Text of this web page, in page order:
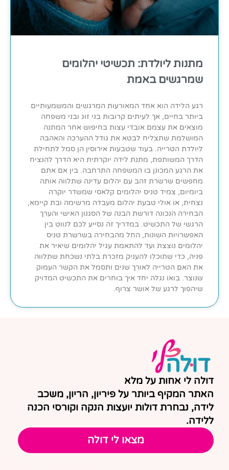
מתנות ליולדת: תכשיטי יהלומים
שמרגשים באמת
רגע הלידה הוא אחד המאורעות המרגשים והמשמעותיים
ביותר בחיים, אך לעיתים קרובות בני זוג ובני משפחה
מוצאים את עצמם אובדי עצות בחיפוש אחר המתנה
המושלמת שתצליח לבטא את גודל ההערכה והאהבה
ליולדת הטרייה. בעוד שטבעות אירוסין הן סמל לתחילת
הדרך המשותפת, מתנת לידה יוקרתית היא הדרך להנציח
את הרגע המכונן בו המשפחה התרחבה. בין אם אתם
מחפשים שרשרת זהב עם יהלום עדינה שתלווה אותה
ביומיום, צמיד טניס יהלומים קלאסי שמשדר יוקרה
נצחית, או אולי טבעת יהלום מעבדה מרשימה ובת קיימא,
הבחירה הנכונה דורשת הבנה של הסגנון האישי והערך
הרגשי של התכשיט. במדריך זה נסייע לכם לנווט בין
האפשרויות השונות, החל מהבחירה בשרשרת טניס
יהלומים נוצצת ועד להתאמת עגיל יהלומים שיאיר את
פניה, כדי שתוכלו להעניק מזכרת בלתי נשכחת שתלווה
את האם הטרייה לאורך שנים ותסמל את הקשר העמוק
שנוצר. בואו נגלה יחד איך בוחרים את התכשיט המדויק
שיהפוך לרגע של אושר צרוף.
דולה לי אחות על מלא
האתר המקיף ביותר על פיריון, הריון, משכב
לידה, נבחרת דולות יועצות הנקה וקורסי הכנה
ללידה.
מצאו לי דולה